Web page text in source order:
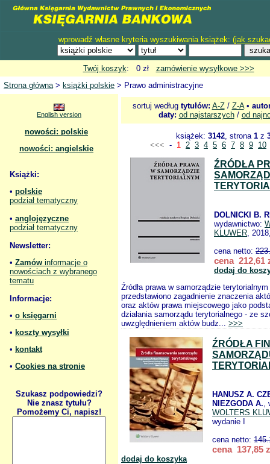
wprowadź własne kryteria wyszukiwania książek: (jak
Twój koszyk: 0 zł zamówienie wysyłkowe >>>
Strona główna> książki polskie > Prawo administracyjne
English version
nowości: polskie
nowości: angielskie
Książki:
• polskie
podział tematyczny
• anglojęzyczne
podział tematyczny
Newsletter:
• Zamów informacje o
nowościach z wybranego
tematu
Informacje:
• o księgarni
• koszty wysyłki
• kontakt
• Cookies na stronie
Szukasz podpowiedzi?
Nie znasz tytułu?
Pomożemy Ci, napisz!
sortuj według tytułów: A-Z/ Z-A•
daty: od najstarszych/ od
książek: 3142, strona 1 z
<<< - 1 2 3 4 5 6 7 8 9 10
ŹRÓDŁA
DOLNICKI B.
wydawnictwo:
KLUWER,
cena netto:
cena 212,61
dodaj do
Źródła prawa w samorządzie
przedstawiono zagadnienie znaczenia
oraz aktów prawa miejscowego jako
działania samorządu terytorialnego - ze
uwzględnieniem aktów budz... >>>
ŹRÓDŁA
HANUSZ A.
NIEZGODA A.,
WOLTERS
wydanie I
cena netto:
cena 137,85
dodaj do koszyka